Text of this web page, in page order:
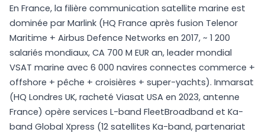
En France, la filière communication satellite marine est
dominée par Marlink (HQ France après fusion Telenor
Maritime + Airbus Defence Networks en 2017, ~ 1 200
salariés mondiaux, CA 700 M EUR an, leader mondial
VSAT marine avec 6 000 navires connectes commerce +
offshore + pêche + croisières + super-yachts). Inmarsat
(HQ Londres UK, racheté Viasat USA en 2023, antenne
France) opère services L-band FleetBroadband et Ka-
band Global Xpress (12 satellites Ka-band, partenariat